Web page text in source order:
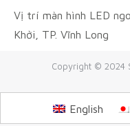
Vị trí màn hình LED
Khởi, TP. Vĩnh Long
Copyright © 2024
English